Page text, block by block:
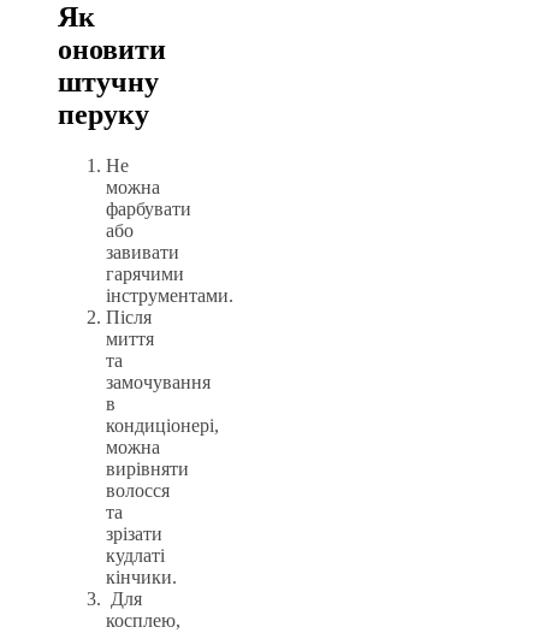
Як
оновити
штучну
перуку
Не
можна
фарбувати
або
завивати
гарячими
інструментами.
Після
миття
та
замочування
в
кондиціонері,
можна
вирівняти
волосся
та
зрізати
кудлаті
кінчики.
Для
косплею,